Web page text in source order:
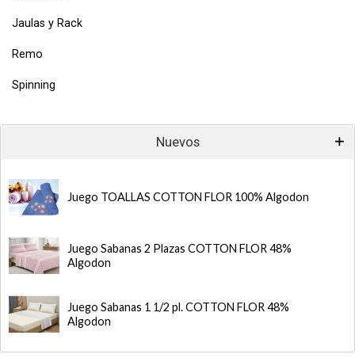
Jaulas y Rack
Remo
Spinning
Nuevos
Juego TOALLAS COTTON FLOR 100% Algodon
Juego Sabanas 2 Plazas COTTON FLOR 48%
Algodon
Juego Sabanas 1 1/2 pl. COTTON FLOR 48%
Algodon